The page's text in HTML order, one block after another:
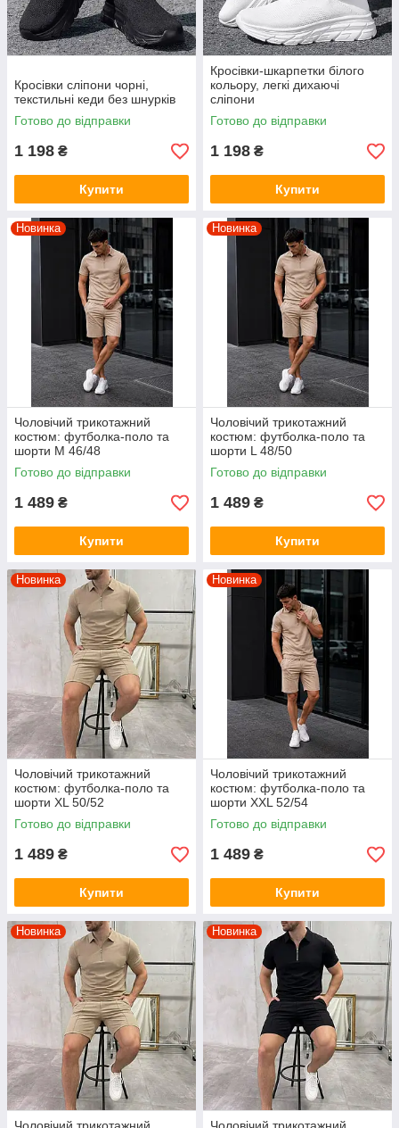
Кросівки сліпони чорні,
текстильні кеди без шнурків
Готово до відправки
1 198 ₴
Купити
Кросівки-шкарпетки білого
кольору, легкі дихаючі
сліпони
Готово до відправки
1 198 ₴
Купити
Новинка
Чоловічий трикотажний
костюм: футболка-поло та
шорти М 46/48
Готово до відправки
1 489 ₴
Купити
Новинка
Чоловічий трикотажний
костюм: футболка-поло та
шорти L 48/50
Готово до відправки
1 489 ₴
Купити
Новинка
Чоловічий трикотажний
костюм: футболка-поло та
шорти XL 50/52
Готово до відправки
1 489 ₴
Купити
Новинка
Чоловічий трикотажний
костюм: футболка-поло та
шорти XXL 52/54
Готово до відправки
1 489 ₴
Купити
Новинка Новинка